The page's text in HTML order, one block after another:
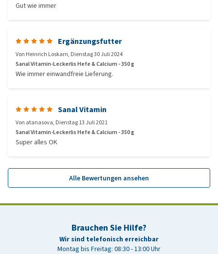
Gut wie immer
Ergänzungsfutter
Von Heinrich Loskarn, Dienstag 30 Juli 2024
Sanal Vitamin-Leckerlis Hefe & Calcium - 350 g
Wie immer einwandfreie Lieferung.
Sanal Vitamin
Von atanasova, Dienstag 13 Juli 2021
Sanal Vitamin-Leckerlis Hefe & Calcium - 350 g
Super alles OK
Alle Bewertungen ansehen
Brauchen Sie Hilfe?
Wir sind telefonisch erreichbar
Montag bis Freitag: 08:30 - 13:00 Uhr